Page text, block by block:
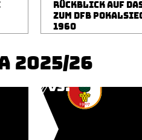
RÜCKBLICK AUF
ZUM DFB
1960
2025/26